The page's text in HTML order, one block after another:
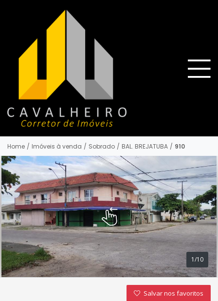
Home / Imóveis à venda / Sobrado / BAL. BREJATUBA / 910
1/10
Salvar nos favoritos